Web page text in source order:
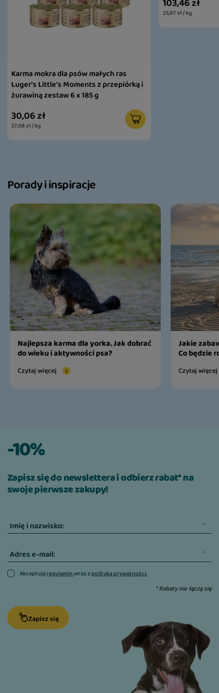
Karma mokra dla psów małych ras
Luger's Little's Moments z przepiórką i
żurawiną zestaw 6 x 185 g
30,06 zł
27,08 zł / kg
25,87 zł / kg
Porady i inspiracje
Najlepsza karma dla yorka. Jak dobrać
do wieku i aktywności psa?
Czytaj więcej
Jakie
Co będzie
Czytaj więcej
-10%
Zapisz się do newslettera i odbierz rabat* na
swoje pierwsze zakupy!
Imię i nazwisko:
Adres e-mail:
Akceptujęregulaminwraz zpolityką prywatności.
* Rabaty nie łączą się
Zapisz się